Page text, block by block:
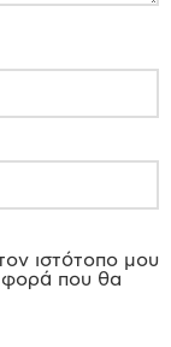
ιστότοπο μου
φορά που θα